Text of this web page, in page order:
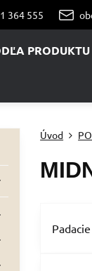
364 555
PRODUKTU
Úvod